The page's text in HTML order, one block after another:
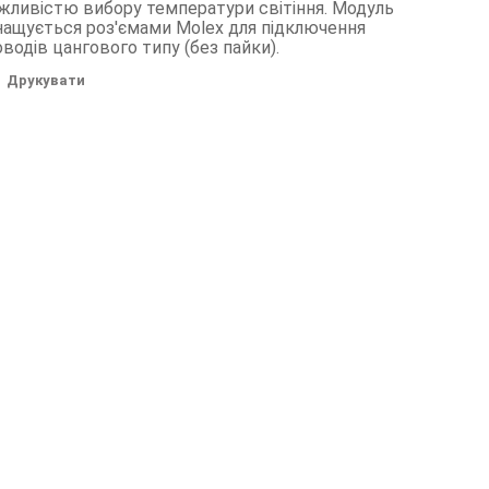
вибору температури світіння Модуль
роз'ємами Molex для підключення
цангового типу (без пайки)
Друкувати